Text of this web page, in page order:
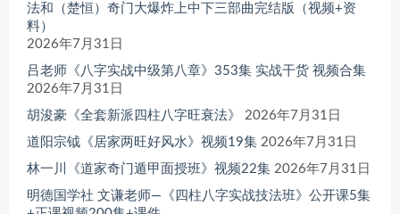
法和（楚恒）奇门大爆炸上中下三部曲完结版（视频+资
料）
2026年7月31日
吕老师《八字实战中级第八章》353集 实战干货 视频合集
2026年7月31日
胡浚豪《全套新派四柱八字旺衰法》
2026年7月31日
道阳宗钺《居家两旺好风水》视频19集 2026年7月31日
林一川《道家奇门遁甲面授班》视频22集 2026年7月31日
明德国学社 文谦老师—《四柱八字实战技法班》公开课5集